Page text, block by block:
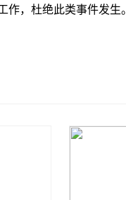
，杜绝此类事件发生。